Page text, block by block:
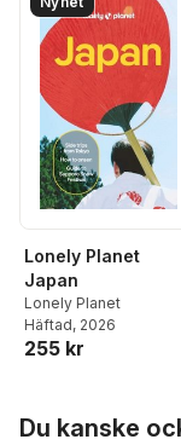
Lonely Planet
Japan
Lonely Planet
Häftad, 2026
255 kr
Du kanske